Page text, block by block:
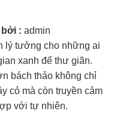
: admin
lý tưởng cho những ai
xanh để thư giãn.
bách thảo không chỉ
cỏ mà còn truyền cảm
với tự nhiên.